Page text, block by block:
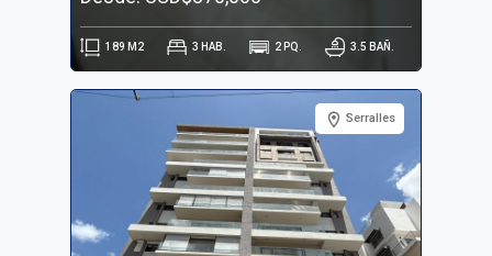
189 M2 3 HAB. 2 PQ. 3.5 BAÑ.
Serralles